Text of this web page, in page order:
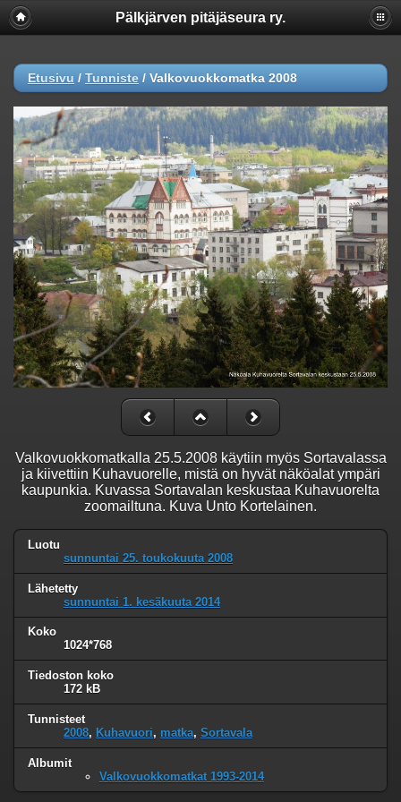
Pälkjärven pitäjäseura ry.
Etusivu / Tunniste / Valkovuokkomatka 2008
Valkovuokkomatkalla 25.5.2008 käytiin myös Sortavalassa
ja kiivettiin Kuhavuorelle, mistä on hyvät näköalat ympäri
kaupunkia. Kuvassa Sortavalan keskustaa Kuhavuorelta
zoomailtuna. Kuva Unto Kortelainen.
Luotu
sunnuntai 25. toukokuuta 2008
Lähetetty
sunnuntai 1. kesäkuuta 2014
Koko
1024*768
Tiedoston koko
172 kB
Tunnisteet
2008, Kuhavuori, matka, Sortavala
Albumit
Valkovuokkomatkat 1993-2014